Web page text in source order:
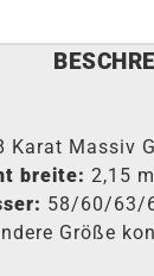
Karat Massiv
breite: 2,15
: 58/60/63/
Größe